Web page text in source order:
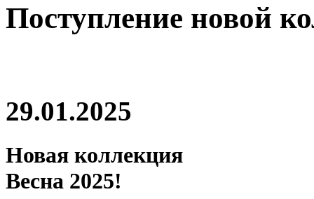
Поступление новой
29.01.2025
Новая коллекция
Весна 2025!